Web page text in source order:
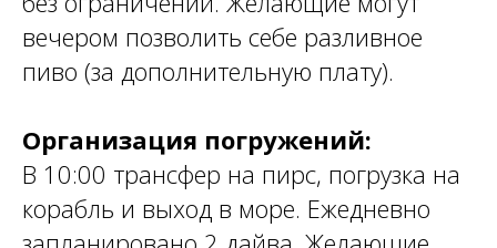
вечером позволить себе разливное
пиво (за дополнительную плату).
Организация погружений:
В 10:00 трансфер на пирс, погрузка на
корабль и выход в море. Ежедневно